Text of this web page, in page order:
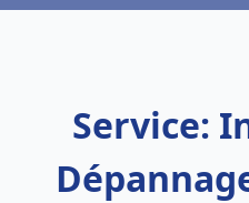
Service: